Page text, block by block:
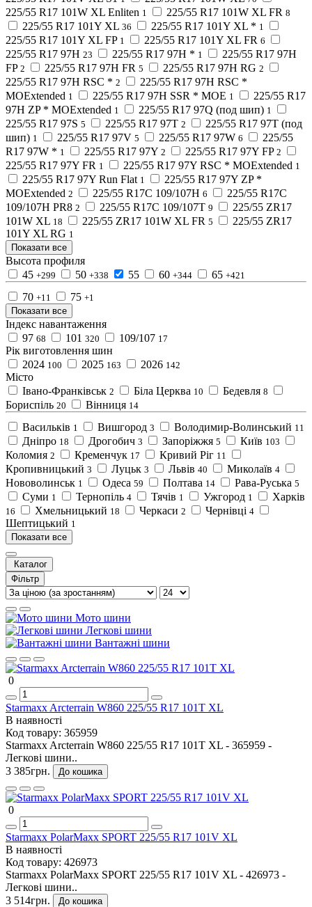
225/55 R17 101W XL Enliten 1 225/55 R17 101W XL FR 8
225/55 R17 101Y XL 36 225/55 R17 101Y XL * 1
225/55 R17 101Y XL FP 1 225/55 R17 101Y XL FR 6
225/55 R17 97H 23 225/55 R17 97H * 1
225/55 R17 97H
FP 2 225/55 R17 97H FR 5 225/55 R17 97H RG 2
225/55 R17 97H RSC * 2
225/55 R17 97H RSC *
MOExtended 1 225/55 R17 97H SSR * MOE 1
225/55 R17
97H ZP * MOExtended 1 225/55 R17 97Q (под шип) 1
225/55 R17 97S 5 225/55 R17 97T 2
225/55 R17 97T (под
шип) 1 225/55 R17 97V 5 225/55 R17 97W 6
225/55
R17 97W * 1 225/55 R17 97Y 2 225/55 R17 97Y FP 2
225/55 R17 97Y FR 1 225/55 R17 97Y RSC * MOExtended 1
225/55 R17 97Y Run Flat 1
225/55 R17 97Y ZP *
MOExtended 2 225/55 R17C 109/107H 6
225/55 R17C
109/107H PR8 2 225/55 R17C 109/107T 9
225/55 ZR17
101W XL 18 225/55 ZR17 101W XL FR 5
225/55 ZR17
101Y XL RG 1
Показати все
Высота профиля
45 +299 50 +338 55 60 +344 65 +421
70 +11 75 +1
Показати все
Індекс навантаження
97 68 101 320 109/107 17
Рік виготовлення шин
2024 100 2025 163 2026 142
Місто
Івано-Франківськ 2 Біла Церква 10 Бедевля 8
Бориспіль 20 Вінниця 14
Васильків 1 Вишгород 3 Володимир-Волинський 11
Дніпро 18 Дрогобич 3 Запоріжжя 5 Київ 103
Коломия 2 Кременчук 17 Кривий Ріг 11
Кропивницький 3 Луцьк 3 Львів 40 Миколаїв 4
Нововолинськ 1 Одеса 59 Полтава 14 Рава-Руська 5
Суми 1 Тернопіль 4 Тячів 1 Ужгород 1 Харків
16 Хмельницький 18 Черкаси 2 Чернівці 4
Шептицький 1
Показати все
Каталог
Фільтр
Мото шини
Легкові шини
Вантажні шини
0
Starmaxx Arcterrain W860 225/55 R17 101T XL
В наявності
Код товару: 365959
Starmaxx Arcterrain W860 225/55 R17 101T XL - 365959 -
Легкові шини..
3 385грн.
До кошика
0
Starmaxx PolarMaxx SPORT 225/55 R17 101V XL
В наявності
Код товару: 426973
Starmaxx PolarMaxx SPORT 225/55 R17 101V XL - 426973 -
Легкові шини..
3 514грн.
До кошика